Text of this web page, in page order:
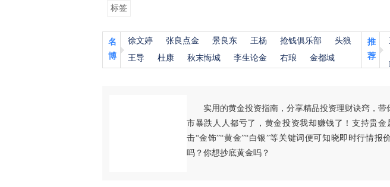
标签
名
博
徐文婷 张良点金 景良东 王杨 抢钱俱乐部
头狼
王导
杜康 秋末悔城 李生论金 右琅 金都城
推
荐
实用的黄金投资指南，分享精品投资理财诀窍，
市暴跌人人都亏了，黄金投资我却赚钱了！支持贵金
击“金饰”“黄金”“白银”等关键词便可知晓即时行情报
吗？你想抄底黄金吗？